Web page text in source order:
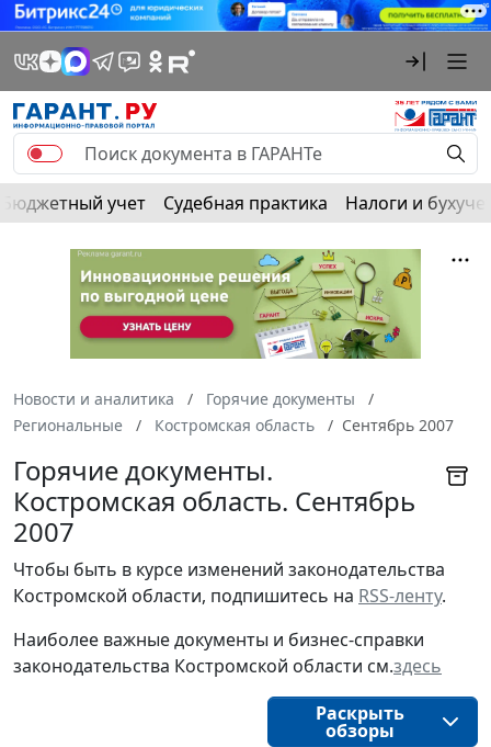
Бюджетный учет Судебная практика Налоги и
Новости и аналитика
Горячие документы
Региональные
Костромская область Сентябрь 2007
Горячие документы.
Костромская область. Сентябрь
2007
Чтобы быть в курсе изменений законодательства
Костромской области, подпишитесь на RSS-ленту.
Наиболее важные документы и бизнес-справки
законодательства Костромской области см.здесь
Раскрыть
обзоры